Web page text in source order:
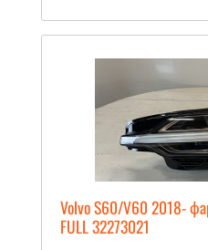
Volvo S60/V60 2018-
FULL 32273021